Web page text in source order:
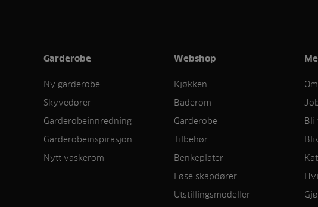
Garderobe
Ny garderobe
Skyvedører
Garderobeinnredning
Garderobeinspirasjon
Nytt vaskerom
Webshop
Kjøkken
Baderom
Garderobe
Tilbehør
Benkeplater
Løse skapdører
Utstillingsmodeller
Bli